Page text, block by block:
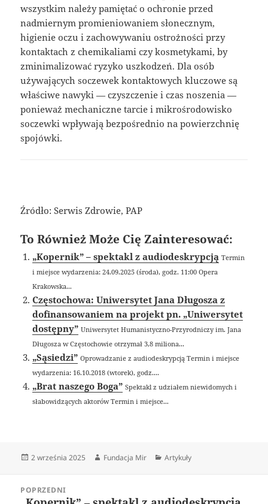
wszystkim należy pamiętać o ochronie przed
nadmiernym promieniowaniem słonecznym,
higienie oczu i zachowywaniu ostrożności przy
kontaktach z chemikaliami czy kosmetykami, by
zminimalizować ryzyko uszkodzeń. Dla osób
używających soczewek kontaktowych kluczowe są
właściwe nawyki — czyszczenie i czas noszenia —
ponieważ mechaniczne tarcie i mikrośrodowisko
soczewki wpływają bezpośrednio na powierzchnię
spojówki.
Źródło: Serwis Zdrowie, PAP
To Również Może Cię Zainteresować:
„Kopernik” – spektakl z audiodeskrypcją Termin
i miejsce wydarzenia: 24.09.2025 (środa), godz. 11:00 Opera
Krakowska...
Częstochowa: Uniwersytet Jana Długosza z
dofinansowaniem na projekt pn. „Uniwersytet
dostępny” Uniwersytet Humanistyczno-Przyrodniczy im. Jana
Długosza w Częstochowie otrzymał 3,8 miliona...
„Sąsiedzi” Oprowadzanie z audiodeskrypcją Termin i miejsce
wydarzenia: 16.10.2018 (wtorek), godz....
„Brat naszego Boga” Spektakl z udziałem niewidomych i
słabowidzących aktorów Termin i miejsce...
Data
2 września 2025 Autor
Fundacja Mir Kategorie
Artykuły
wpisuPOPRZEDNI